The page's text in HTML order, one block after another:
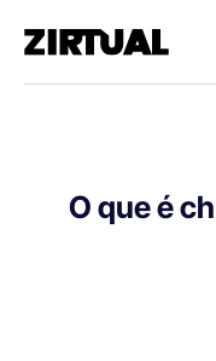
O que é